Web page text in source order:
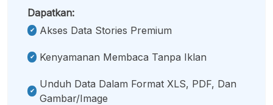
Dapatkan:
Akses Data Stories Premium
Kenyamanan Membaca Tanpa Iklan
Unduh Data Dalam Format XLS, PDF, Dan
Gambar/image